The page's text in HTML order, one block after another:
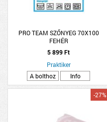
PRO TEAM SZŐNYEG 70X100
FEHÉR
5 899 Ft
Praktiker
A bolthoz
Info
-27%